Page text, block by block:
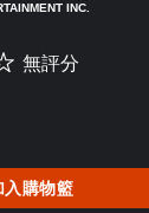
INC.
無評分
入購物籃